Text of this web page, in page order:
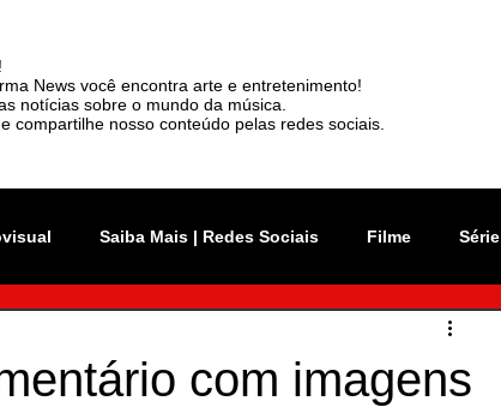
News você encontra arte e entretenimento!
notícias sobre o mundo da música.
compartilhe nosso conteúdo pelas redes sociais.
Saiba Mais | Redes Sociais Filme Série
com imagens